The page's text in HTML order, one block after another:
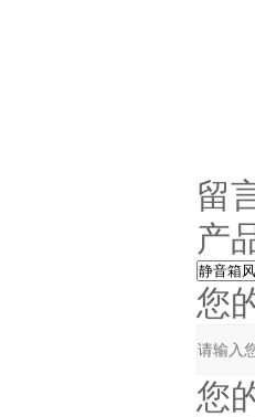
留
产品
您的
您的